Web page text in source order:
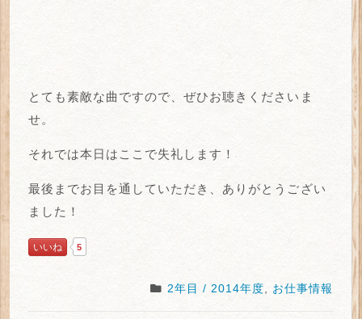
とても素敵な曲ですので、ぜひお聴きくださいま
せ。
それでは本日はここで失礼します！
最後までお目を通していただき、ありがとうござい
ました！
いいね 5
2年目 / 2014年度 お仕事情報